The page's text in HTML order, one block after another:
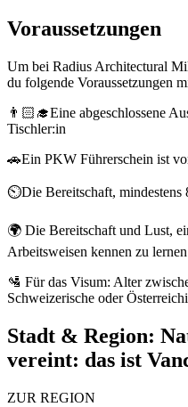
Voraussetzungen
Um bei Radius Architectural
du folgende Voraussetzungen
👨🏻‍🎓Eine abgeschlossene
Tischler:in
🚗Ein PKW Führerschein ist
⏲️Die Bereitschaft, mindestens
🌍 Die Bereitschaft und Lust,
Arbeitsweisen kennen zu lernen
🛂 Für das Visum: Alter
Schweizerische oder
Stadt & Region:
vereint: das ist
ZUR REGION